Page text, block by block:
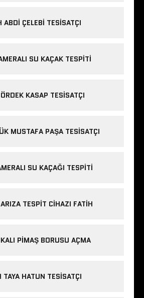
ABDI ÇELEBI TESISATÇI
SU KAÇAK TESPITI
KASAP TESISATÇI
MUSTAFA PAŞA TESISATÇI
SU KAÇAĞI TESPITI
TESPIT CIHAZI FATIH
PIMAŞ BORUSU AÇMA
TAYA HATUN TESISATÇI